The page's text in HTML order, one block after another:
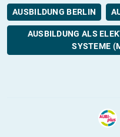
AUSBILDUNG BERLIN
AUSBILDUNG ALS
SYSTEME